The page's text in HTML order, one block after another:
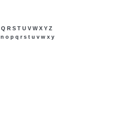
Q R S T U V W X Y Z
n o p q r s t u v w x y